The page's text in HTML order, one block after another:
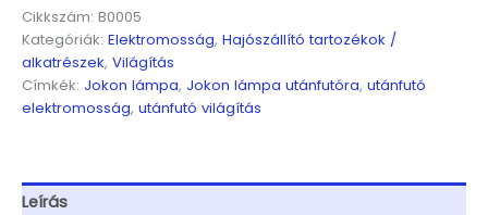
mennyiség
Cikkszám: B0005
Kategóriák: Elektromosság, Hajószállító tartozékok /
alkatrészek, Világítás
Címkék: Jokon lámpa, Jokon lámpa utánfutóra, utánfutó
elektromosság, utánfutó világítás
Leírás